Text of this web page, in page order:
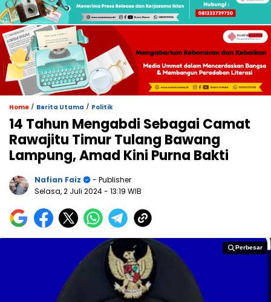
Home / Berita Utama / Politik
14 Tahun Mengabdi Sebagai Camat
Rawajitu Timur Tulang Bawang
Lampung, Amad Kini Purna Bakti
Nafian Faiz
- Publisher
Selasa, 2 Juli 2024- 13:19 WIB
Perbesar
Perbesar